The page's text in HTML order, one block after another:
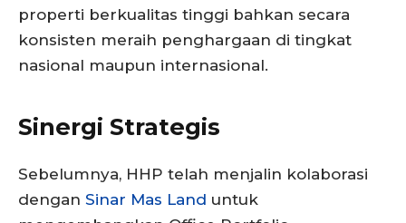
properti berkualitas tinggi bahkan secara
konsisten meraih penghargaan di tingkat
nasional maupun internasional.
Sinergi Strategis
Sebelumnya, HHP telah menjalin kolaborasi
dengan Sinar Mas Land untuk